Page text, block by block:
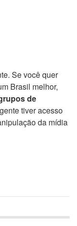
Se você quer
Brasil melhor,
de
tiver acesso
da mídia